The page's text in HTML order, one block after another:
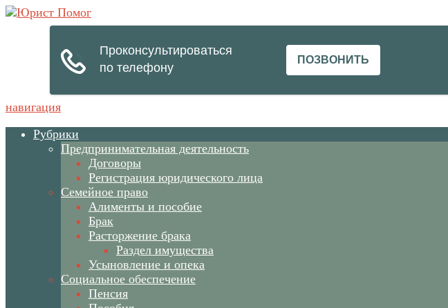
навигация
Рубрики
Предпринимательная деятельность
Договоры
Регистрация юридического лица
Семейное право
Алименты и пособие
Брак
Расторжение брака
Раздел имущества
Усыновление и опека
Социальное обеспечение
Пенсия